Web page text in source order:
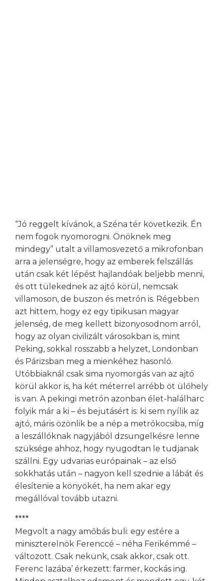
“Jó reggelt kívánok, a Széna tér következik. Én
nem fogok nyomorogni. Önöknek meg
mindegy” utalt a villamosvezető a mikrofonban
arra a jelenségre, hogy az emberek felszállás
után csak két lépést hajlandóak beljebb menni,
és ott tülekednek az ajtó körül, nemcsak
villamoson, de buszon és metrón is. Régebben
azt hittem, hogy ez egy tipikusan magyar
jelenség, de meg kellett bizonyosodnom arról,
hogy az olyan civilizált városokban is, mint
Peking, sokkal rosszabb a helyzet, Londonban
és Párizsban meg a mienkéhez hasonló.
Utóbbiaknál csak sima nyomorgás van az ajtó
körül akkor is, ha két méterrel arrébb öt ülőhely
is van. A pekingi metrón azonban élet-halálharc
folyik már a ki – és bejutásért is: ki sem nyílik az
ajtó, máris özönlik be a nép a metrókocsiba, míg
a leszállóknak nagyjából dzsungelkésre lenne
szüksége ahhoz, hogy nyugodtan le tudjanak
szállni. Egy udvarias európainak – az első
sokkhatás után – nagyon kell szednie a lábát és
élesítenie a könyökét, ha nem akar egy
megállóval tovább utazni.
****
Megvolt a nagy amőbás buli: egy estére a
miniszterelnök Ferenccé – néha Ferikémmé –
változott. Csak nekünk, csak akkor, csak ott.
Ferenc lazába’ érkezett: farmer, kockás ing.